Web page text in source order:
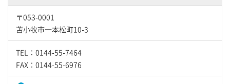
〒053-0001
苫小牧市一本松町10-3
TEL：0144-55-7464
FAX：0144-55-6976